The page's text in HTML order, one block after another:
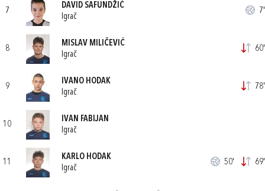
7
DAVID SAFUNDŽIĆ
Igrač
7'
8
MISLAV MILIČEVIĆ
Igrač
60'
9
IVANO HODAK
Igrač
78'
10
IVAN FABIJAN
Igrač
11
KARLO HODAK
Igrač
50' 69'